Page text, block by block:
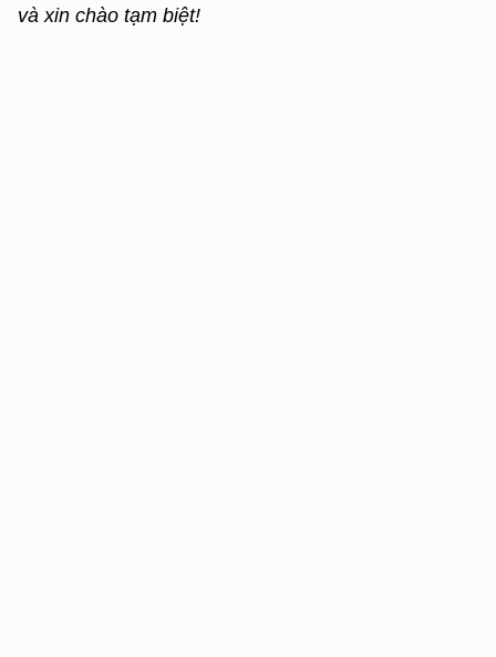
và xin chào tạm biệt!